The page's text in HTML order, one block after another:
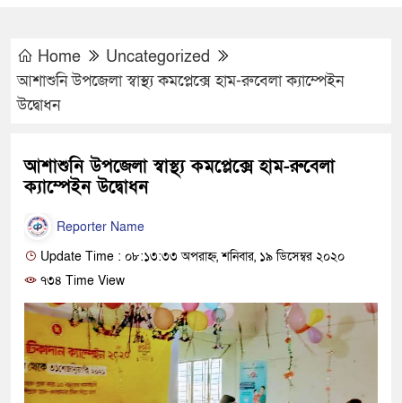
Home
Uncategorized
আশাশুনি উপজেলা স্বাস্থ্য কমপ্লেক্সে হাম-রুবেলা ক্যাম্পেইন
উদ্বোধন
আশাশুনি উপজেলা স্বাস্থ্য কমপ্লেক্সে হাম-রুবেলা
ক্যাম্পেইন উদ্বোধন
Reporter Name
Update Time : ০৮:১৩:৩৩ অপরাহ্ন, শনিবার, ১৯ ডিসেম্বর ২০২০
৭৩৪ Time View